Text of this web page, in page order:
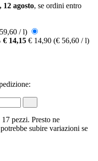
agosto, se ordini entro
/ l)
€ 14,15 € 14,90 (€ 56,60 / l)
pezzi. Presto ne
subire variazioni se